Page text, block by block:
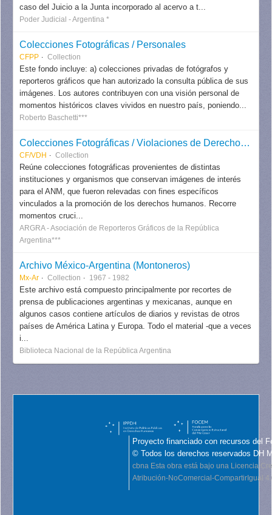
caso del Juicio a la Junta incorporado al acervo a t...
Poder Judicial - Argentina *
Colecciones Fotográficas / Personales
CFPP Collection
Este fondo incluye: a) colecciones privadas de fotógrafos y
reporteros gráficos que han autorizado la consulta pública de sus
imágenes. Los autores contribuyen con una visión personal de
momentos históricos claves vividos en nuestro país, poniendo...
Roberto Baschetti***
Colecciones Fotográficas / Violaciones de Derechos Humanos
CF/VDH Collection
Reúne colecciones fotográficas provenientes de distintas
instituciones y organismos que conservan imágenes de interés
para el ANM, que fueron relevadas con fines específicos
vinculados a la promoción de los derechos humanos. Recorre
momentos cruci...
ARGRA - Asociación de Reporteros Gráficos de la República
Argentina***
Archivo México-Argentina (Montoneros)
Mx-Ar Collection 1967 - 1982
Este archivo está compuesto principalmente por recortes de
prensa de publicaciones argentinas y mexicanas, aunque en
algunos casos contiene artículos de diarios y revistas de otros
países de América Latina y Europa. Todo el material -que a veces
i...
Biblioteca Nacional de la República Argentina
Proyecto financiado con recursos del
© Todos los derechos reservados DH
cbna Esta obra está bajo una Licencia
Atribución-NoComercial-CompartirIgual